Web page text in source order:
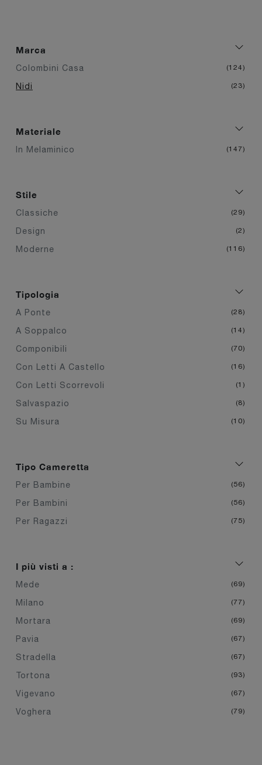
Marca
Colombini Casa 124
Nidi 23
Materiale
In Melaminico 147
Stile
Classiche 29
Design 2
Moderne 116
Tipologia
A Ponte 28
A Soppalco 14
Componibili 70
Con Letti A Castello 16
Con Letti Scorrevoli 1
Salvaspazio 8
Su Misura 10
Tipo Cameretta
Per Bambine 56
Per Bambini 56
Per Ragazzi 75
I più visti a :
Mede 69
Milano 77
Mortara 69
Pavia 67
Stradella 67
Tortona 93
Vigevano 67
Voghera 79